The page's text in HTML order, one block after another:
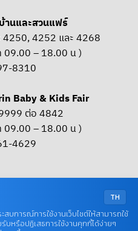
นและสวนแฟร์
4252 และ 4268
09.00 – 18.00 น )
8310
Baby & Kids Fair
ต่อ 4842
09.00 – 18.00 น )
4629
TH
สบการณ์การใช้งานเว็บไซต์ให้สามารถใช้
หรือปฏิเสธการใช้งานคุกกี้ได้ง่ายๆ